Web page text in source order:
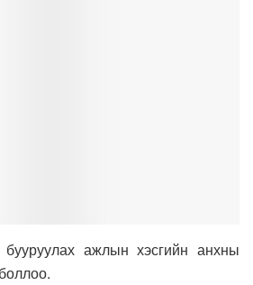
ажлын хэсгийн анхны